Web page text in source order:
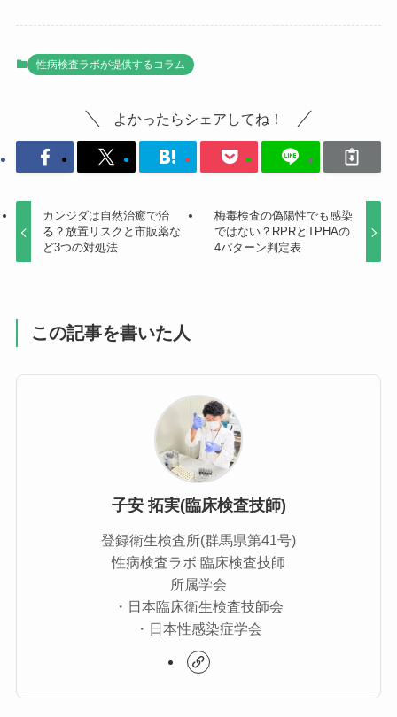
性病検査ラボが提供するコラム
よかったらシェアしてね！
カンジダは自然治癒で治
る？放置リスクと市販薬な
ど3つの対処法
梅毒検査の偽陽性でも感染
ではない？RPRとTPHAの
4パターン判定表
この記事を書いた人
子安 拓実(臨床検査技師)
登録衛生検査所(群馬県第41号)
性病検査ラボ 臨床検査技師
所属学会
・日本臨床衛生検査技師会
・日本性感染症学会